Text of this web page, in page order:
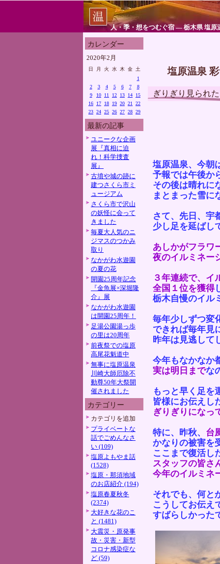
人・季・想をつむぐ宿 ― 栃木県 塩原
カレンダー
2020年2月
日 月 火 水 木 金
土
1
2
3 4 5 6 7
8
9
10 11 12 13 14
15
16
17 18 19 20 21
22
23 24 25 26 27 28 29
最新の記事
ユニークな企画
展『真相に迫
れ！科学捜査
展』
古墳や城の跡に
建つさくら市ミ
ュージアム
さくら市で沢山
の妖怪に会って
きました
毎夏大人気のニ
ジマスのつかみ
取り
なかがわ水遊園
の夏の花
開園25周年記念
『金魚展×深堀隆
介』展
なかがわ水遊園
は開園25周年！
足湯公園湯っ歩
の里は20周年
前夜祭での塩原
高尾花魁道中
無事に塩原温泉
川崎大師厄除不
動尊50年大祭開
催されました
カテゴリー
カテゴリを追加
プライベートな
話でごめんなさ
い (109)
塩原よもやま話
(1528)
塩原・那須地域
のお店紹介 (194)
塩原春夏秋冬
(2374)
大好きな花のこ
と (1481)
大震災・原発事
故・災害・新型
コロナ感染症な
ど (59)
塩原温泉
ぎりぎり見られ
塩原温泉、今朝
予報では午後か
その後は晴れに
まとまった雪に
さて、先日、宇
少し足を延ばし
あしかがフラワ
夜のイルミネー
３年連続で、イ
全国１位を獲得
栃木自慢のイル
毎年少しずつ変
できれば毎年見
昨年は見逃して
今年もなかなか
実は明日までな
もっと早く足を
皆様にお伝えし
ぎりぎりになっ
特に、昨秋、 台
かなりの被害を
ここまで復活し
スタッフの皆さ
今年のイルミネ
それでも、何と
こうしてお伝え
すばらしかった